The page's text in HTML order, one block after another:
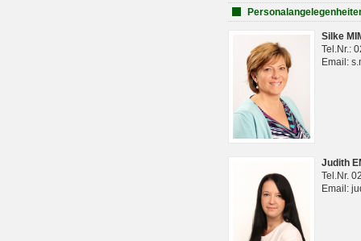
Silke
Tel.Nr.:
Email:
Judith
Tel.Nr.
Email: